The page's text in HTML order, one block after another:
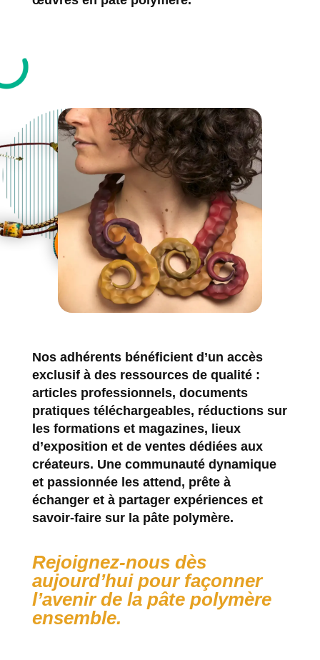
Nos adhérents bénéficient d’un accès
exclusif à des ressources de qualité :
articles professionnels, documents
pratiques téléchargeables, réductions sur
les formations et magazines, lieux
d’exposition et de ventes dédiées aux
créateurs. Une communauté dynamique
et passionnée les attend, prête à
échanger et à partager expériences et
savoir-faire sur la pâte polymère.
Rejoignez-nous dès
aujourd’hui pour façonner
l’avenir de la pâte polymère
ensemble.